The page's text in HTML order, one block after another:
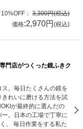
： 3,300円(税込)
価格:2,970円 (税込)
門店がつくった鏡ふきク
。毎日たくさんの鏡を
れいに磨ける方法を試
が最終的に選んだの
。日本の工場で丁寧に
、 毎日作業をする私た